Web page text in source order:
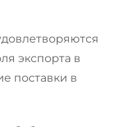
экспорта в
поставки в